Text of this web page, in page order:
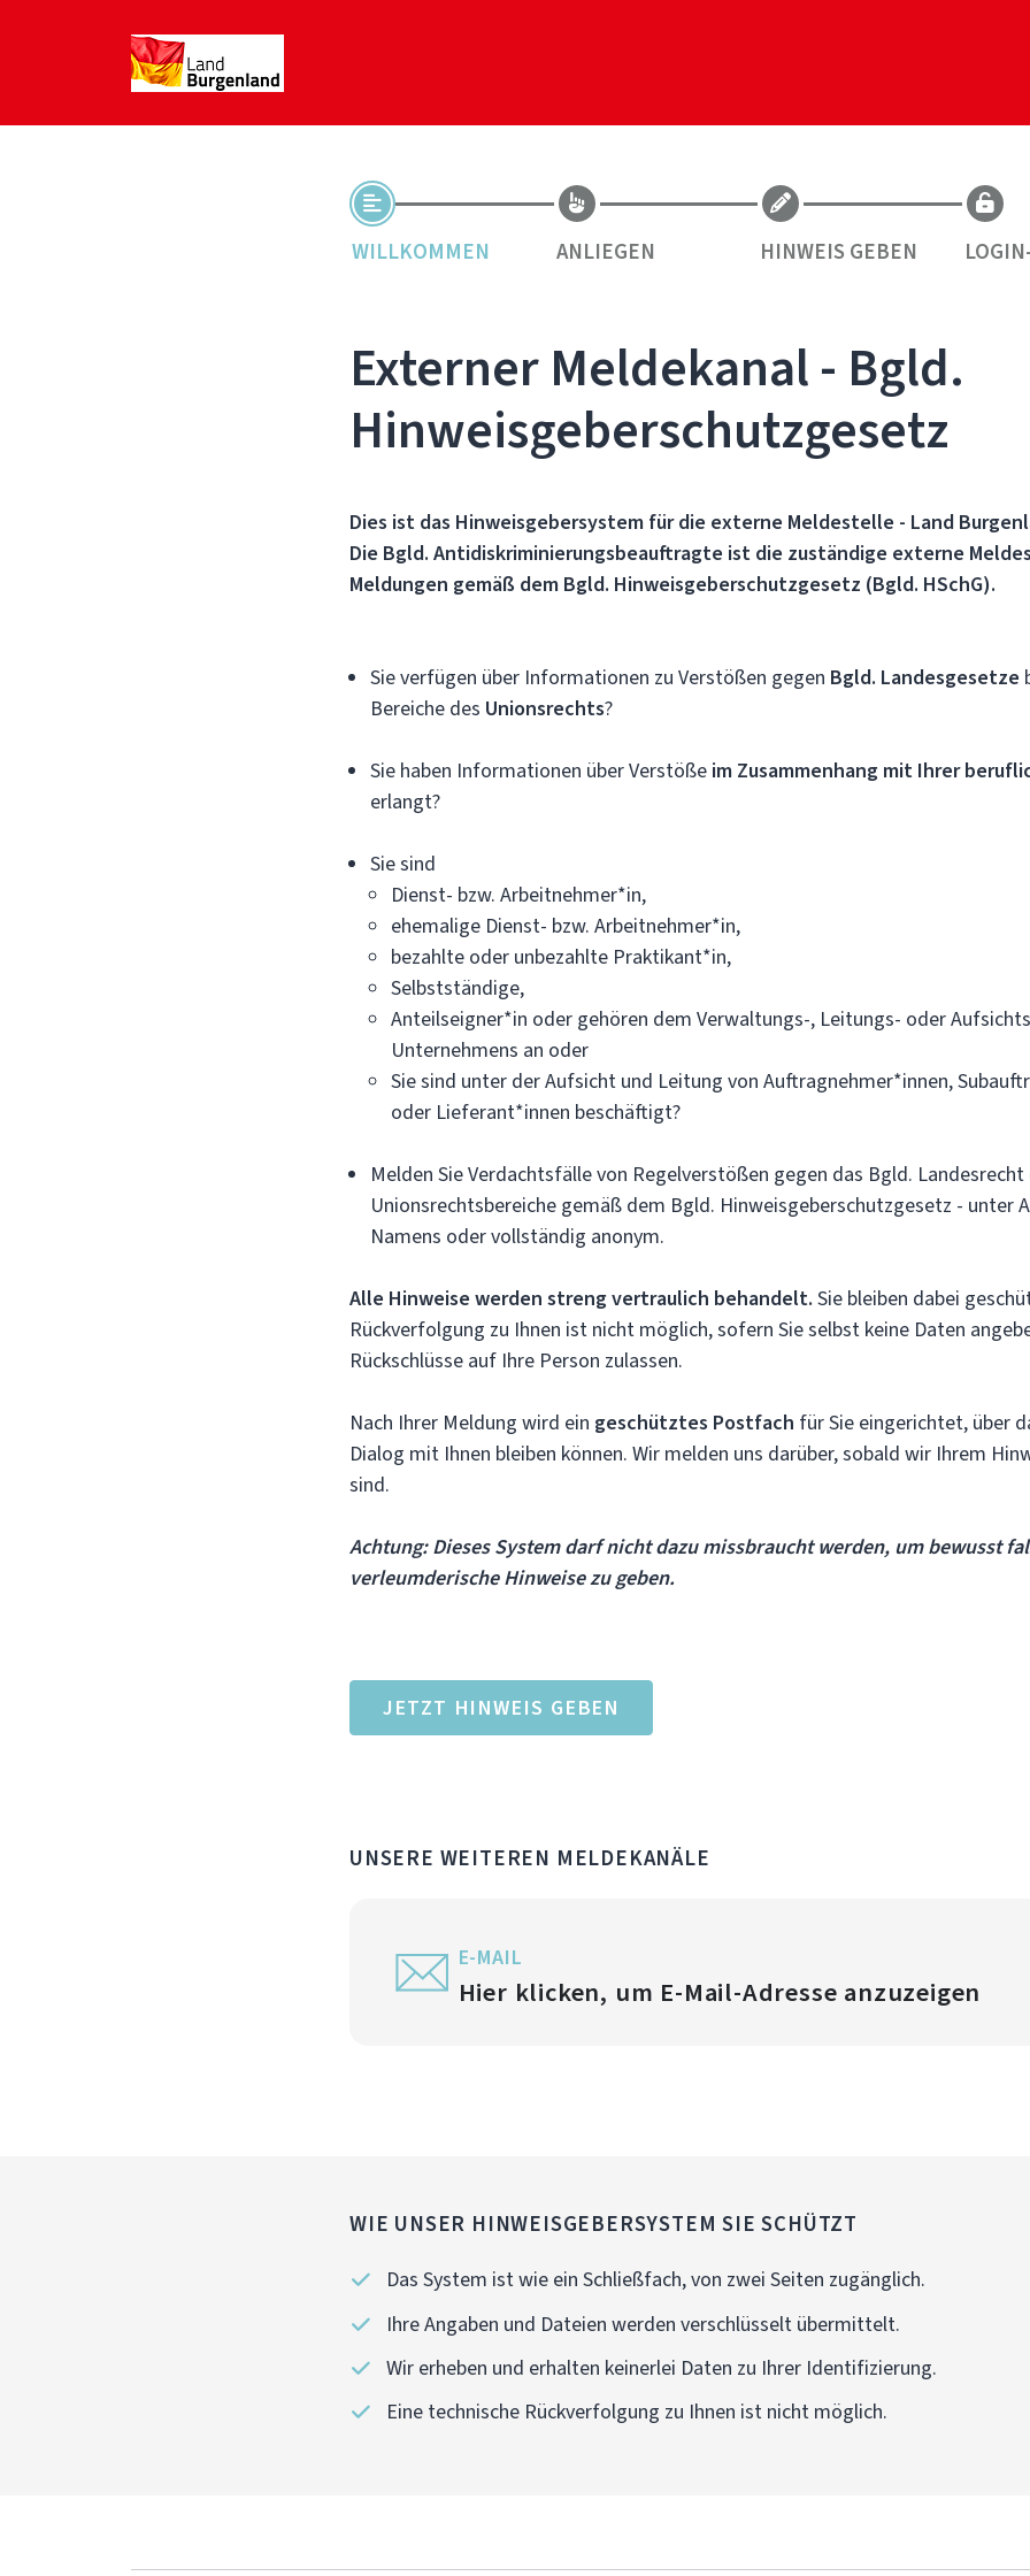
WILLKOMMEN ANLIEGEN HINWEIS GEBEN
Externer Meldekanal - Bgld.
Hinweisgeberschutzgesetz
Dies ist das Hinweisgebersystem für die externe Meldestelle - Land
Die Bgld. Antidiskriminierungsbeauftragte ist die zuständige externe
Meldungen gemäß dem Bgld. Hinweisgeberschutzgesetz (Bgld. HSchG).
Sie verfügen über Informationen zu Verstößen gegen Bgld. Landesgesetze
Bereiche des Unionsrechts?
Sie haben Informationen über Verstöße im Zusammenhang mit Ihrer
erlangt?
Sie sind
Dienst- bzw. Arbeitnehmer*in,
ehemalige Dienst- bzw. Arbeitnehmer*in,
bezahlte oder unbezahlte Praktikant*in,
Selbstständige,
Anteilseigner*in oder gehören dem Verwaltungs-, Leitungs- oder
Unternehmens an oder
Sie sind unter der Aufsicht und Leitung von Auftragnehmer*innen,
oder Lieferant*innen beschäftigt?
Melden Sie Verdachtsfälle von Regelverstößen gegen das Bgld.
Unionsrechtsbereiche gemäß dem Bgld. Hinweisgeberschutzgesetz - unter
Namens oder vollständig anonym.
Alle Hinweise werden streng vertraulich behandelt. Sie bleiben dabei
Rückverfolgung zu Ihnen ist nicht möglich, sofern Sie selbst keine Daten
Rückschlüsse auf Ihre Person zulassen.
Nach Ihrer Meldung wird ein geschütztes Postfach für Sie eingerichtet, über
Dialog mit Ihnen bleiben können. Wir melden uns darüber, sobald wir Ihrem
sind.
Achtung: Dieses System darf nicht dazu missbraucht werden, um bewusst
verleumderische Hinweise zu geben.
JETZT HINWEIS GEBEN
UNSERE WEITEREN MELDEKANÄLE
E-MAIL
Hier klicken, um E-Mail-Adresse anzuzeigen
WIE UNSER HINWEISGEBERSYSTEM SIE SCHÜTZT
Das System ist wie ein Schließfach, von zwei Seiten zugänglich.
Ihre Angaben und Dateien werden verschlüsselt übermittelt.
Wir erheben und erhalten keinerlei Daten zu Ihrer Identifizierung.
Eine technische Rückverfolgung zu Ihnen ist nicht möglich.